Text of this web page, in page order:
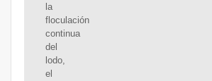
la
floculación
continua
del
lodo,
el